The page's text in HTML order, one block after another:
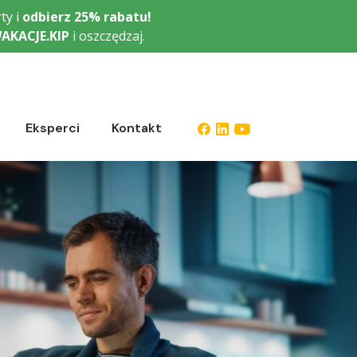
i odbierz 25% rabatu!
i oszczędzaj.
Eksperci Kontakt